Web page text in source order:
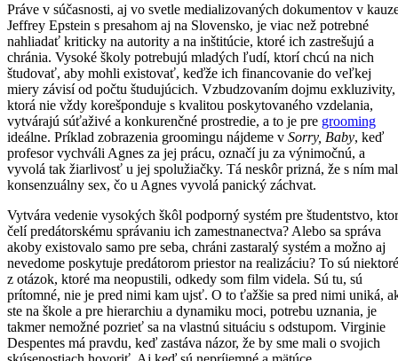
Práve v súčasnosti, aj vo svetle medializovaných dokumentov v
Jeffrey Epstein s presahom aj na Slovensko, je viac než potrebné
nahliadať kriticky na autority a na inštitúcie, ktoré ich zastrešujú a
chránia. Vysoké školy potrebujú mladých ľudí, ktorí chcú na nich
študovať, aby mohli existovať, keďže ich financovanie do veľkej
miery závisí od počtu študujúcich. Vzbudzovaním dojmu exkluzivity,
ktorá nie vždy korešponduje s kvalitou poskytovaného vzdelania,
vytvárajú súťaživé a konkurenčné prostredie, a to je pre grooming
ideálne. Príklad zobrazenia groomingu nájdeme v Sorry, Baby, keď
profesor vychváli Agnes za jej prácu, označí ju za výnimočnú, a
vyvolá tak žiarlivosť u jej spolužiačky. Tá neskôr prizná, že s ním
konsenzuálny sex, čo u Agnes vyvolá panický záchvat.
Vytvára vedenie vysokých škôl podporný systém pre študentstvo,
čelí predátorskému správaniu ich zamestnanectva? Alebo sa správa
akoby existovalo samo pre seba, chráni zastaralý systém a možno aj
nevedome poskytuje predátorom priestor na realizáciu? To sú niektoré
z otázok, ktoré ma neopustili, odkedy som film videla. Sú tu, sú
prítomné, nie je pred nimi kam ujsť. O to ťažšie sa pred nimi uniká,
ste na škole a pre hierarchiu a dynamiku moci, potrebu uznania, je
takmer nemožné pozrieť sa na vlastnú situáciu s odstupom. Virginie
Despentes má pravdu, keď zastáva názor, že by sme mali o svojich